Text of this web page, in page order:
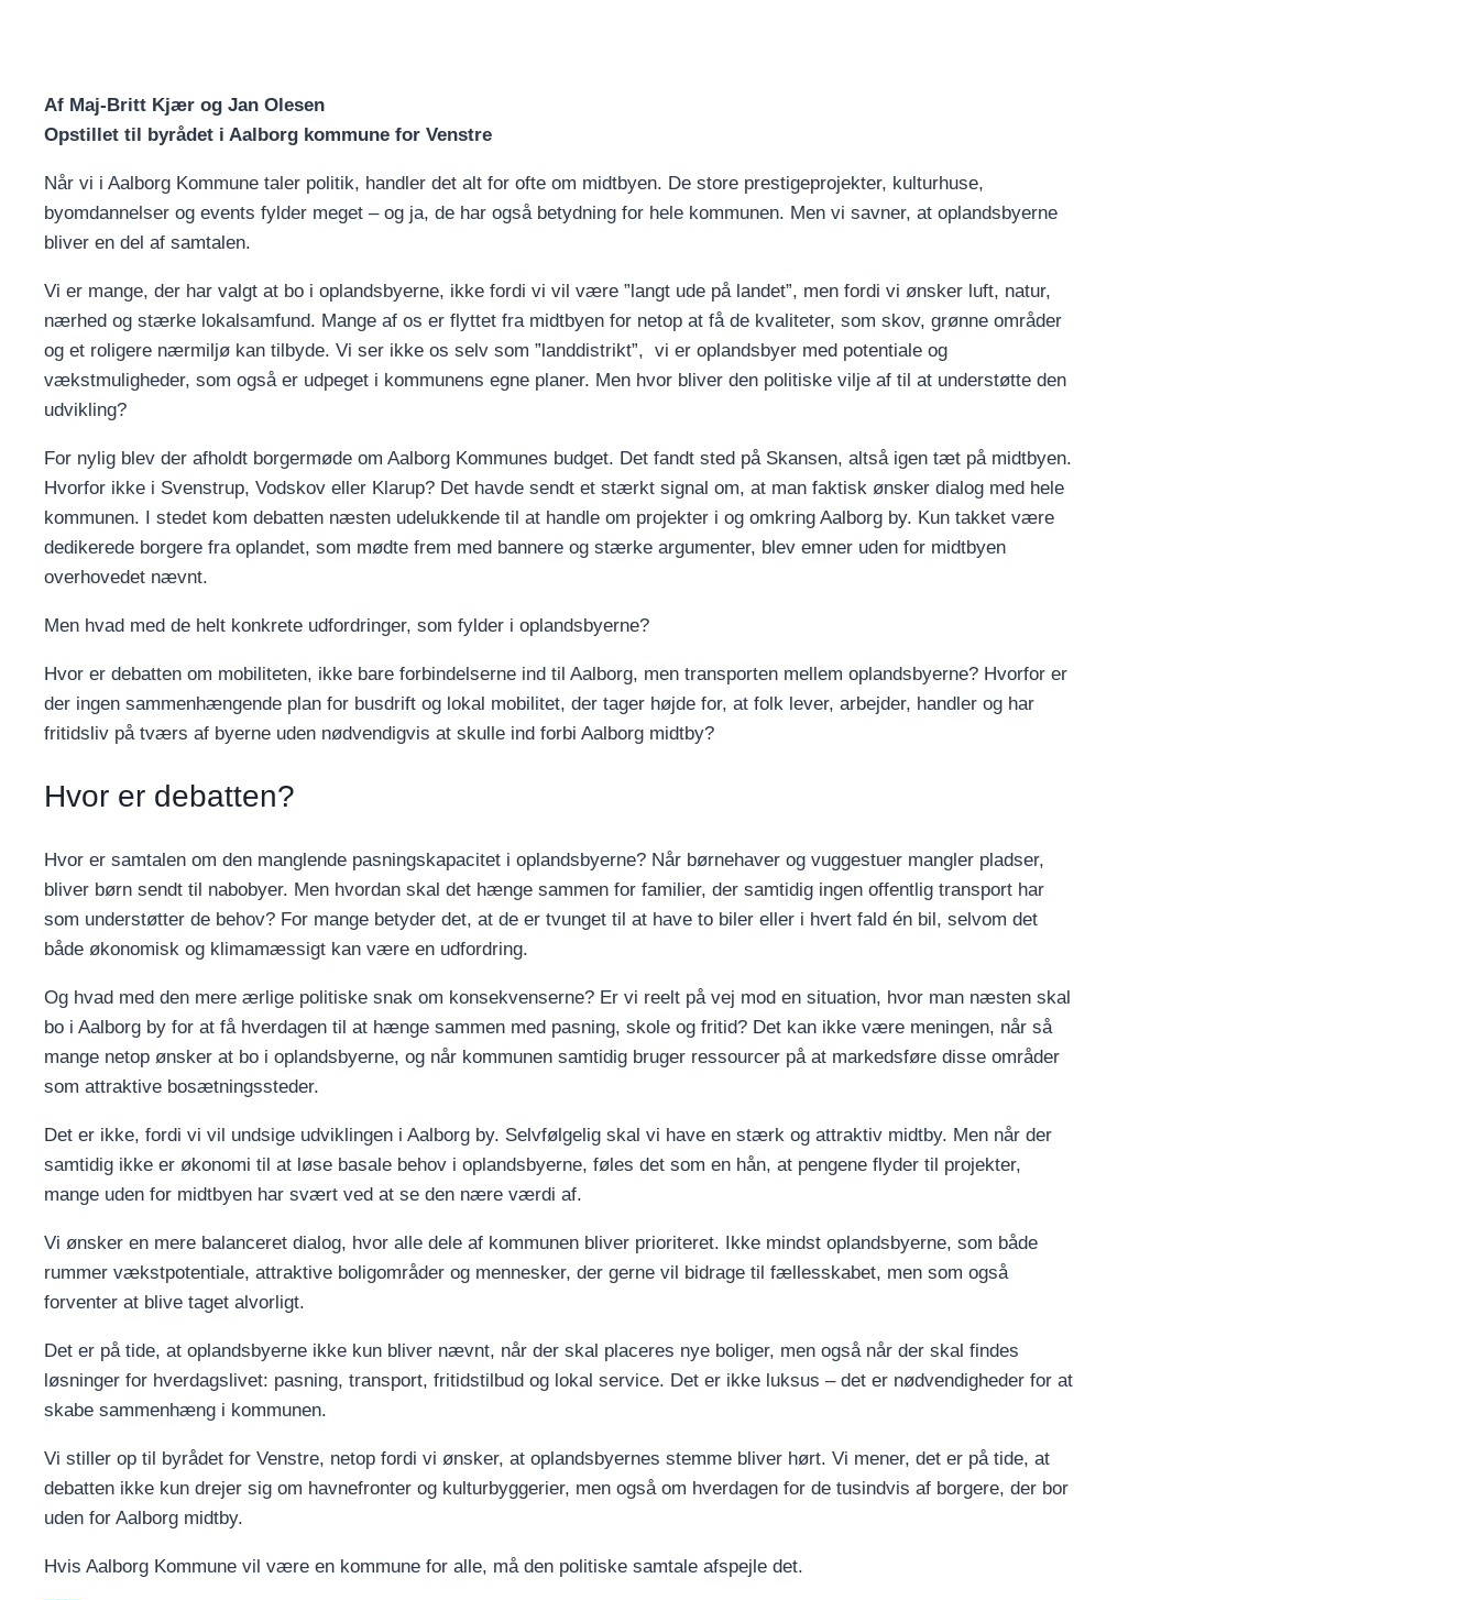
Af Maj-Britt Kjær og Jan Olesen
Opstillet til byrådet i Aalborg kommune for Venstre
Når vi i Aalborg Kommune taler politik, handler det alt for ofte om midtbyen. De store prestigeprojekter, kulturhuse,
byomdannelser og events fylder meget – og ja, de har også betydning for hele kommunen. Men vi savner, at oplandsbyerne
bliver en del af samtalen.
Vi er mange, der har valgt at bo i oplandsbyerne, ikke fordi vi vil være ”langt ude på landet”, men fordi vi ønsker luft, natur,
nærhed og stærke lokalsamfund. Mange af os er flyttet fra midtbyen for netop at få de kvaliteter, som skov, grønne områder
og et roligere nærmiljø kan tilbyde. Vi ser ikke os selv som ”landdistrikt”, vi er oplandsbyer med potentiale og
vækstmuligheder, som også er udpeget i kommunens egne planer. Men hvor bliver den politiske vilje af til at understøtte den
udvikling?
For nylig blev der afholdt borgermøde om Aalborg Kommunes budget. Det fandt sted på Skansen, altså igen tæt på midtbyen.
Hvorfor ikke i Svenstrup, Vodskov eller Klarup? Det havde sendt et stærkt signal om, at man faktisk ønsker dialog med hele
kommunen. I stedet kom debatten næsten udelukkende til at handle om projekter i og omkring Aalborg by. Kun takket være
dedikerede borgere fra oplandet, som mødte frem med bannere og stærke argumenter, blev emner uden for midtbyen
overhovedet nævnt.
Men hvad med de helt konkrete udfordringer, som fylder i oplandsbyerne?
Hvor er debatten om mobiliteten, ikke bare forbindelserne ind til Aalborg, men transporten mellem oplandsbyerne? Hvorfor er
der ingen sammenhængende plan for busdrift og lokal mobilitet, der tager højde for, at folk lever, arbejder, handler og har
fritidsliv på tværs af byerne uden nødvendigvis at skulle ind forbi Aalborg midtby?
Hvor er debatten?
Hvor er samtalen om den manglende pasningskapacitet i oplandsbyerne? Når børnehaver og vuggestuer mangler pladser,
bliver børn sendt til nabobyer. Men hvordan skal det hænge sammen for familier, der samtidig ingen offentlig transport har
som understøtter de behov? For mange betyder det, at de er tvunget til at have to biler eller i hvert fald én bil, selvom det
både økonomisk og klimamæssigt kan være en udfordring.
Og hvad med den mere ærlige politiske snak om konsekvenserne? Er vi reelt på vej mod en situation, hvor man næsten skal
bo i Aalborg by for at få hverdagen til at hænge sammen med pasning, skole og fritid? Det kan ikke være meningen, når så
mange netop ønsker at bo i oplandsbyerne, og når kommunen samtidig bruger ressourcer på at markedsføre disse områder
som attraktive bosætningssteder.
Det er ikke, fordi vi vil undsige udviklingen i Aalborg by. Selvfølgelig skal vi have en stærk og attraktiv midtby. Men når der
samtidig ikke er økonomi til at løse basale behov i oplandsbyerne, føles det som en hån, at pengene flyder til projekter,
mange uden for midtbyen har svært ved at se den nære værdi af.
Vi ønsker en mere balanceret dialog, hvor alle dele af kommunen bliver prioriteret. Ikke mindst oplandsbyerne, som både
rummer vækstpotentiale, attraktive boligområder og mennesker, der gerne vil bidrage til fællesskabet, men som også
forventer at blive taget alvorligt.
Det er på tide, at oplandsbyerne ikke kun bliver nævnt, når der skal placeres nye boliger, men også når der skal findes
løsninger for hverdagslivet: pasning, transport, fritidstilbud og lokal service. Det er ikke luksus – det er nødvendigheder for at
skabe sammenhæng i kommunen.
Vi stiller op til byrådet for Venstre, netop fordi vi ønsker, at oplandsbyernes stemme bliver hørt. Vi mener, det er på tide, at
debatten ikke kun drejer sig om havnefronter og kulturbyggerier, men også om hverdagen for de tusindvis af borgere, der bor
uden for Aalborg midtby.
Hvis Aalborg Kommune vil være en kommune for alle, må den politiske samtale afspejle det.